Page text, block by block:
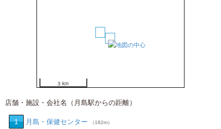
1
3 km
店舗・施設・会社名（月島駅からの距離）
1 月島・保健センター （182m）